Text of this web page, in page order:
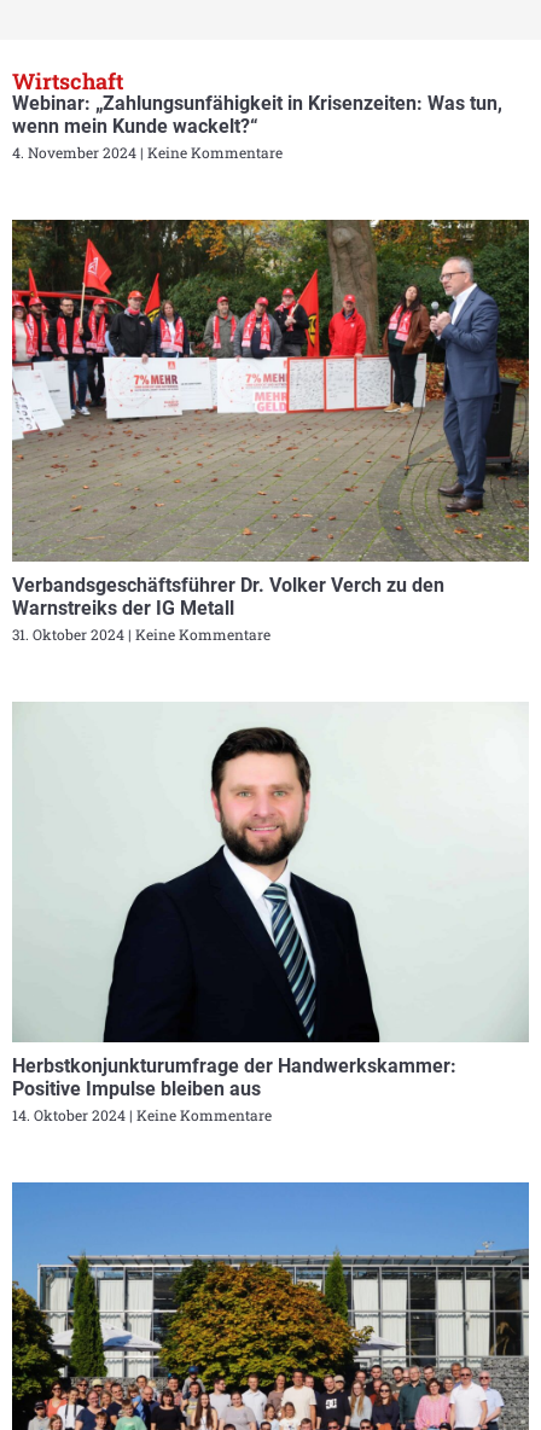
Wirtschaft
Webinar: „Zahlungsunfähigkeit in Krisenzeiten: Was tun,
wenn mein Kunde wackelt?“
4. November 2024 Keine Kommentare
Verbandsgeschäftsführer Dr. Volker Verch zu den
Warnstreiks der IG Metall
31. Oktober 2024 Keine Kommentare
Herbstkonjunkturumfrage der Handwerkskammer:
Positive Impulse bleiben aus
14. Oktober 2024 Keine Kommentare